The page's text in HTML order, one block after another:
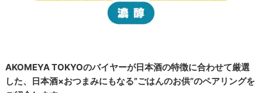
AKOMEYA TOKYOのバイヤーが日本酒の特徴に合わせて厳選
した、日本酒×おつまみにもなる”ごはんのお供”のペアリングを